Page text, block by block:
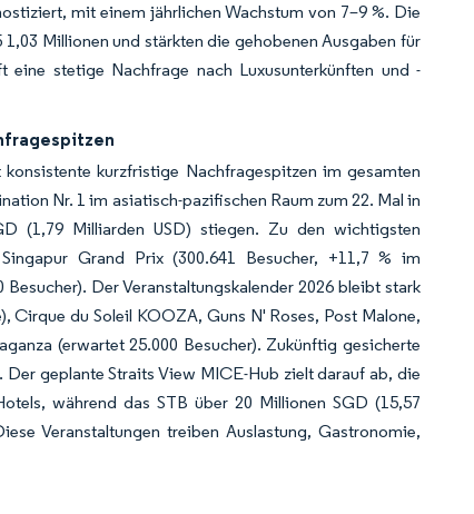
mit einem jährlichen Wachstum von 7–9 %. Die
Millionen und stärkten die gehobenen Ausgaben für
stetige Nachfrage nach Luxusunterkünften und -
kurzfristige Nachfragespitzen im gesamten
Nr. 1 im asiatisch-pazifischen Raum zum 22. Mal in
(1,79 Milliarden USD) stiegen. Zu den wichtigsten
Grand Prix (300.641 Besucher, +11,7 % im
Der Veranstaltungskalender 2026 bleibt stark
Cirque du Soleil KOOZA, Guns N' Roses, Post Malone,
(erwartet 25.000 Besucher). Zukünftig gesicherte
Der geplante Straits View MICE-Hub zielt darauf ab, die
während das STB über 20 Millionen SGD (15,57
Veranstaltungen treiben Auslastung, Gastronomie,